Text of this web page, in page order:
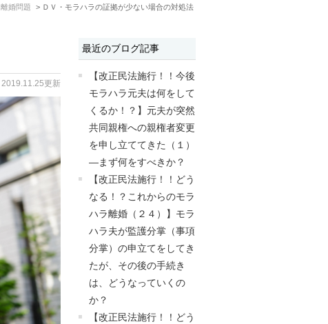
離婚問題 ＤＶ・モラハラの証拠が少ない場合の対処法
2019.11.25更新
最近のブログ記事
【改正民法施行！！今後
モラハラ元夫は何をして
くるか！？】元夫が突然
共同親権への親権者変更
を申し立ててきた（１）
―まず何をすべきか？
【改正民法施行！！どう
なる！？これからのモラ
ハラ離婚（２４）】モラ
ハラ夫が監護分掌（事項
分掌）の申立てをしてき
たが、その後の手続き
は、どうなっていくの
か？
【改正民法施行！！どう